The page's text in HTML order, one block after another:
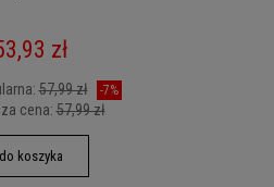
zł
57,99 zł -7%
cena:57,99 zł
do koszyka